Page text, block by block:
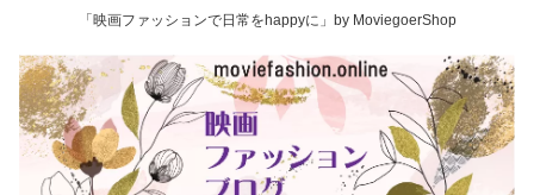
「映画ファッションで日常をhappyに」by MoviegoerShop